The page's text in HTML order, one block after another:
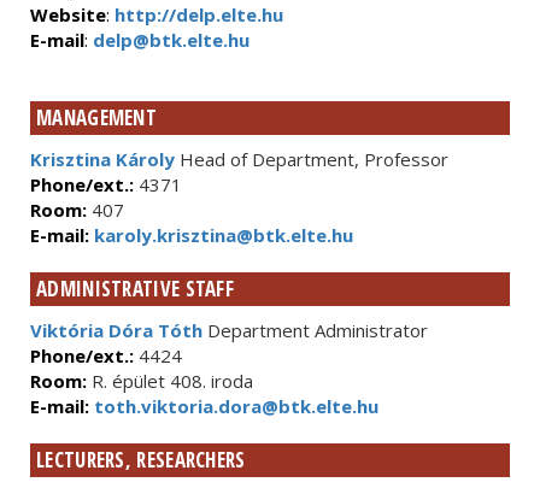
Website: http://delp.elte.hu
E-mail: delp@btk.elte.hu
MANAGEMENT
Krisztina Károly Head of Department, Professor
Phone/ext.: 4371
Room: 407
E-mail: karoly.krisztina@btk.elte.hu
ADMINISTRATIVE STAFF
Viktória Dóra Tóth Department Administrator
Phone/ext.: 4424
Room: R. épület 408. iroda
E-mail: toth.viktoria.dora@btk.elte.hu
LECTURERS, RESEARCHERS